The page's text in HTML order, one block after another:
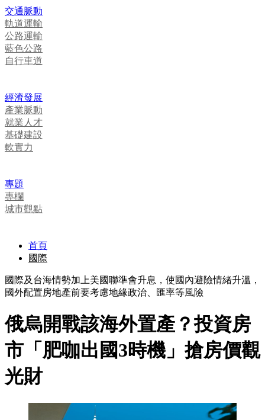
交通脈動
軌道運輸
公路運輸
藍色公路
自行車道
經濟發展
產業脈動
就業人才
基礎建設
軟實力
專題
專欄
城市觀點
首頁
國際
國際及台海情勢加上美國聯準會升息，使國內避險情緒升溫，
國外配置房地產前要考慮地緣政治、匯率等風險
俄烏開戰該海外置產？投資房
市「肥咖出國3時機」搶房價觀
光財